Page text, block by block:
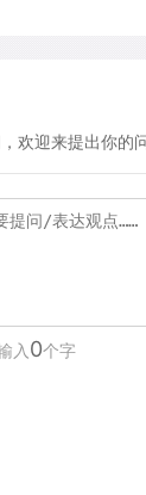
欢迎来提出你的
入 0个字